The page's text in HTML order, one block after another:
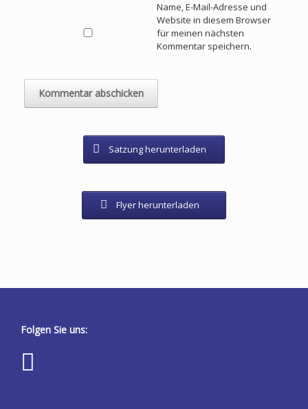
Name, E-Mail-Adresse und
Website in diesem Browser
für meinen nächsten
Kommentar speichern.
Satzung herunterladen
Flyer herunterladen
Folgen Sie uns: